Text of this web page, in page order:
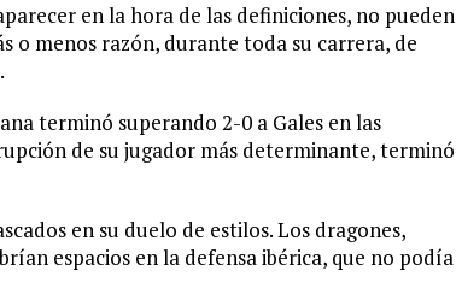
en la hora de las definiciones, no pueden
o menos razón, durante toda su carrera, de
terminó superando 2-0 a Gales en las
de su jugador más determinante, terminó
en su duelo de estilos. Los dragones,
espacios en la defensa ibérica, que no podía